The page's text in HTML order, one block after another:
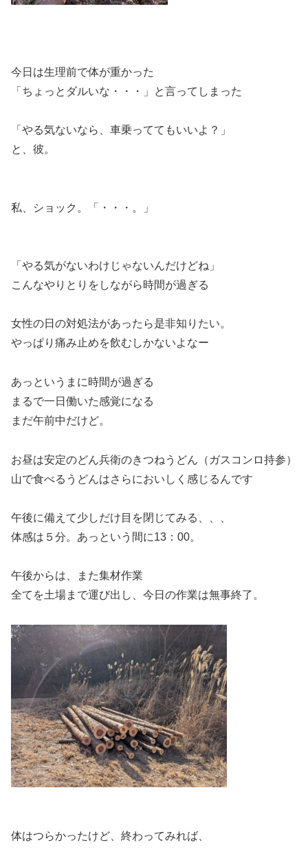
今日は生理前で体が重かった
「ちょっとダルいな・・・」と言ってしまった
「やる気ないなら、車乗っててもいいよ？」
と、彼。
私、ショック。「・・・。」
「やる気がないわけじゃないんだけどね」
こんなやりとりをしながら時間が過ぎる
女性の日の対処法があったら是非知りたい。
やっぱり痛み止めを飲むしかないよなー
あっというまに時間が過ぎる
まるで一日働いた感覚になる
まだ午前中だけど。
お昼は安定のどん兵衛のきつねうどん（ガスコンロ持参）
山で食べるうどんはさらにおいしく感じるんです
午後に備えて少しだけ目を閉じてみる、、、
体感は５分。あっという間に13：00。
午後からは、また集材作業
全てを土場まで運び出し、今日の作業は無事終了。
体はつらかったけど、終わってみれば、